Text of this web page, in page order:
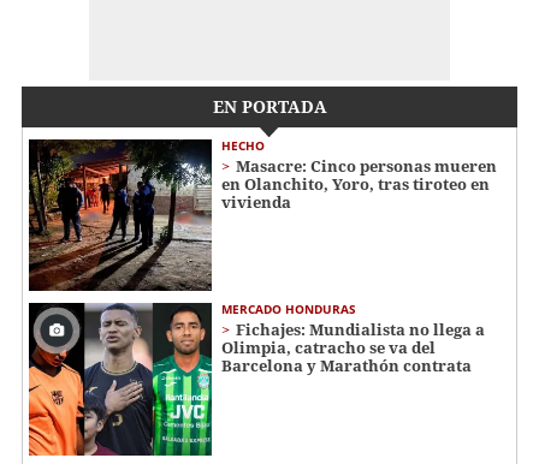
EN PORTADA
HECHO
Masacre: Cinco personas mueren
en Olanchito, Yoro, tras tiroteo en
vivienda
MERCADO HONDURAS
Fichajes: Mundialista no llega a
Olimpia, catracho se va del
Barcelona y Marathón contrata